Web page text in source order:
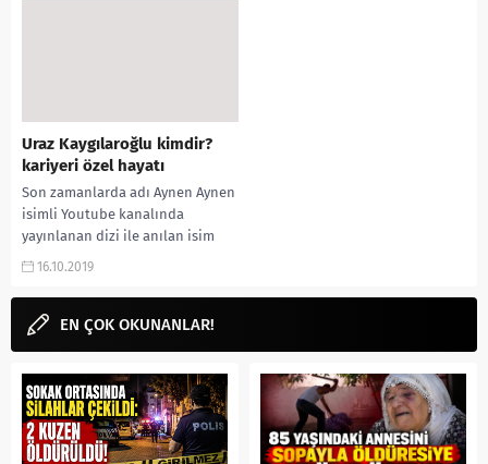
Uraz Kaygılaroğlu kimdir?
kariyeri özel hayatı
Son zamanlarda adı Aynen Aynen
isimli Youtube kanalında
yayınlanan dizi ile anılan isim
Uraz Kaygılaroğlu kimdir? İlk
16.10.2019
EN ÇOK OKUNANLAR!